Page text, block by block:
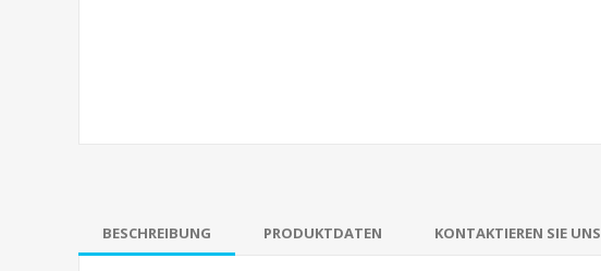
BESCHREIBUNG PRODUKTDATEN KONTAKTIEREN SIE UNS